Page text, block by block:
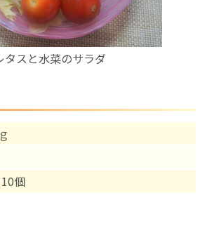
タスと水菜のサラダ
個
と子の結びつき支援
母乳育児
その他の診療内容
’ でさまざまな講座・クラス